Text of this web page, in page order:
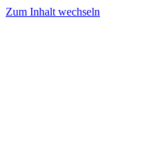
Zum Inhalt wechseln